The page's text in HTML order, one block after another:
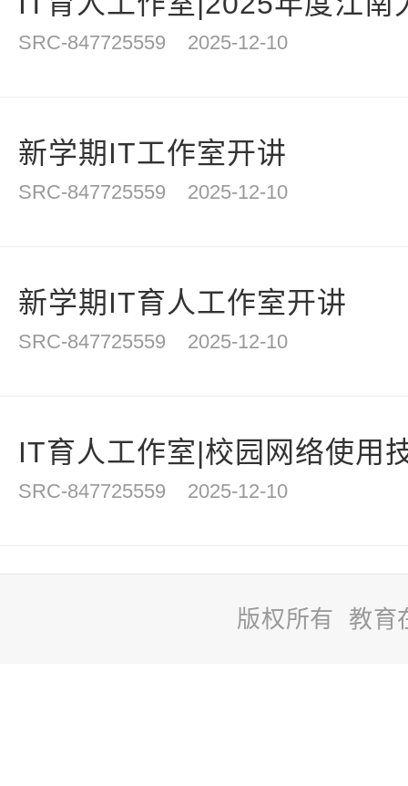
SRC-847725559 2025-12-10
新学期IT工作室开讲
SRC-847725559 2025-12-10
新学期IT育人工作室开讲
SRC-847725559 2025-12-10
IT育人工作室|校园网络使用
SRC-847725559 2025-12-10
版权所有 教育